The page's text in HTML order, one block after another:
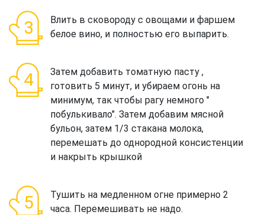
Влить в сковороду с овощами и фаршем
белое вино, и полностью его выпарить.
Затем добавить томатную пасту ,
готовить 5 минут, и убираем огонь на
минимум, так чтобы рагу немного "
побулькивало". Затем добавим мясной
бульон, затем 1/3 стакана молока,
перемешать до однородной консистенции
и накрыть крышкой
Тушить на медленном огне примерно 2
часа. Перемешивать не надо.